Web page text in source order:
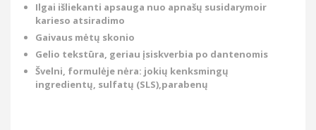
Ilgai išliekanti apsauga nuo apnašų susidarymoir
karieso atsiradimo
Gaivaus mėtų skonio
Gelio tekstūra, geriau įsiskverbia po dantenomis
Švelni, formulėje nėra: jokių kenksmingų
ingredientų, sulfatų (SLS),parabenų